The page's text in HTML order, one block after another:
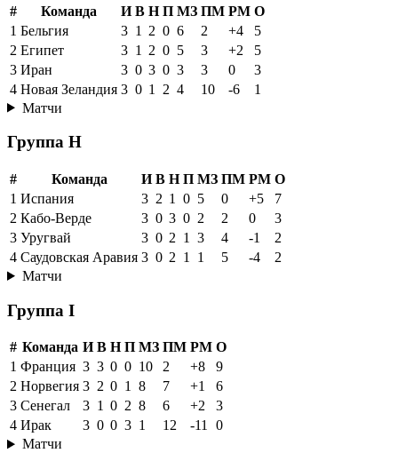
# Команда И В Н П МЗ ПМ РМ О
1 Бельгия 3 1 2 0 6 2 +4
5
2 Египет 3 1 2 0 5 3 +2
5
3 Иран 3 0 3 0 3 3 0
3
4 Новая Зеландия 3 0 1 2 4 10 -6
1
Матчи
Группа H
# Команда И В Н П МЗ ПМ РМ О
1 Испания 3 2 1 0 5 0 +5
7
2 Кабо-Верде 3 0 3 0 2 2 0
3
3 Уругвай 3 0 2 1 3 4 -1
2
4 Саудовская Аравия 3 0 2 1 1 5 -4
2
Матчи
Группа I
# Команда И В Н П МЗ ПМ РМ О
1 Франция 3 3 0 0 10 2 +8
9
2 Норвегия 3 2 0 1 8 7 +1
6
3 Сенегал 3 1 0 2 8 6 +2
3
4 Ирак 3 0 0 3 1 12 -11 0
Матчи